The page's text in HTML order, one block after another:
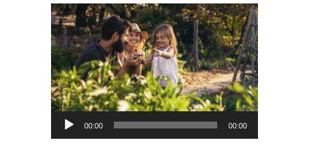
Reproductor
de
00:00 00:00